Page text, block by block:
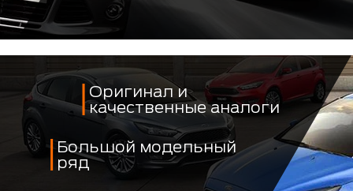
Оригинал и
качественные аналоги
Большой модельный
ряд